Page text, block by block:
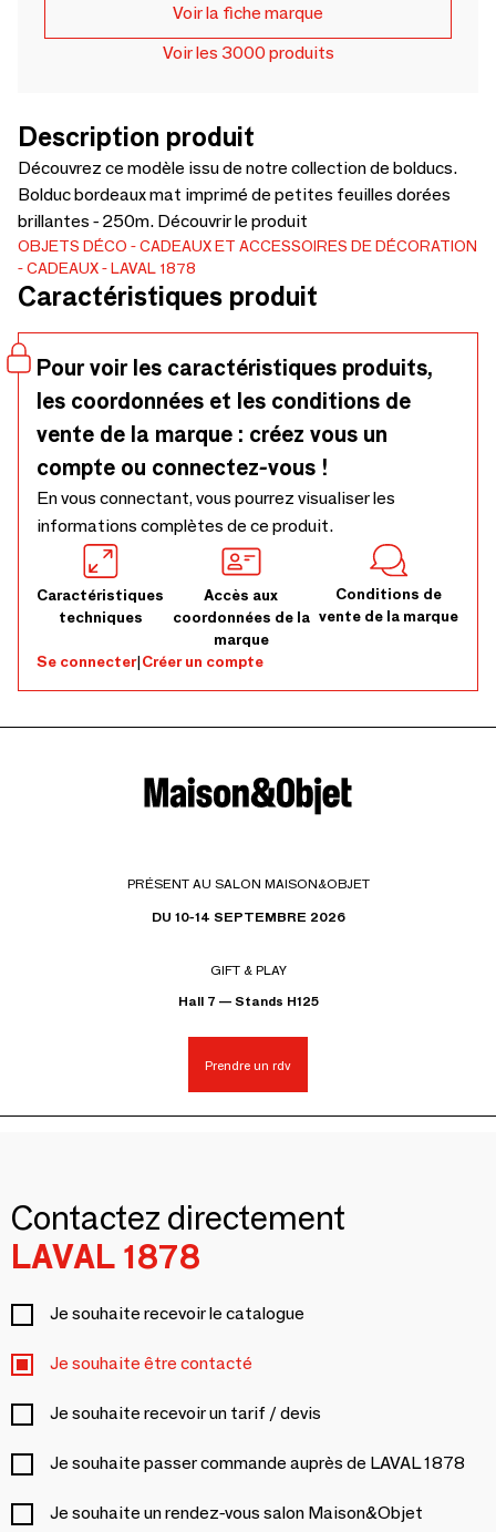
Voir la fiche marque
Voir les 3000 produits
Description produit
Découvrez ce modèle issu de notre collection de bolducs.
Bolduc bordeaux mat imprimé de petites feuilles dorées
brillantes - 250m. Découvrir le produit
OBJETS DÉCO
CADEAUX ET ACCESSOIRES DE DÉCORATION
CADEAUX
LAVAL 1878
Caractéristiques produit
Pour voir les caractéristiques produits,
les coordonnées et les conditions de
vente de la marque : créez vous un
compte ou connectez-vous !
En vous connectant, vous pourrez visualiser les
informations complètes de ce produit.
Caractéristiques
techniques
Accès aux
coordonnées de la
marque
Conditions de
vente de la marque
Se connecter|Créer un compte
PRÉSENT AU SALON MAISON&OBJET
DU 10-14 SEPTEMBRE 2026
GIFT & PLAY
Hall 7 — Stands H125
Prendre un rdv
Contactez directement
LAVAL 1878
Je souhaite recevoir le catalogue
Je souhaite être contacté
Je souhaite recevoir un tarif / devis
Je souhaite passer commande auprès de LAVAL 1878
Je souhaite un rendez-vous salon Maison&Objet